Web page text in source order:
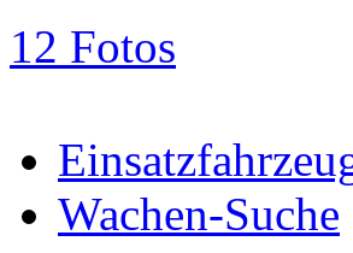
12 Fotos
Wachen-Suche